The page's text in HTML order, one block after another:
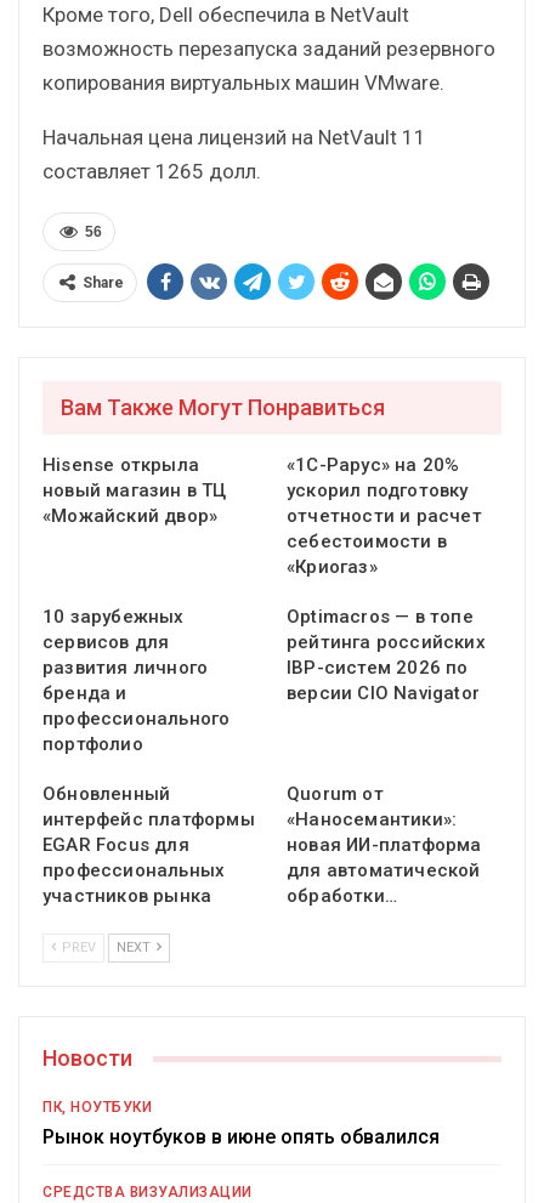
Кроме того, Dell обеспечила в NetVault
возможность перезапуска заданий резервного
копирования виртуальных машин VMware.
Начальная цена лицензий на NetVault 11
составляет 1265 долл.
56
Share
Вам Также Могут Понравиться
Hisense открыла
новый магазин в ТЦ
«Можайский двор»
«1С-Рарус» на 20%
ускорил подготовку
отчетности и расчет
себестоимости в
«Криогаз»
10 зарубежных
сервисов для
развития личного
бренда и
профессионального
портфолио
Optimacros — в топе
рейтинга российских
IBP-систем 2026 по
версии CIO Navigator
Обновленный
интерфейс платформы
EGAR Focus для
профессиональных
участников рынка
Quorum от
«Наносемантики»:
новая ИИ-платформа
для автоматической
обработки…
PREV NEXT
Новости
ПК, НОУТБУКИ
Рынок ноутбуков в июне опять обвалился
СРЕДСТВА ВИЗУАЛИЗАЦИИ